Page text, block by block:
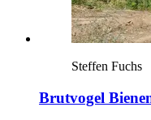
Steffen Fuchs
Brutvogel